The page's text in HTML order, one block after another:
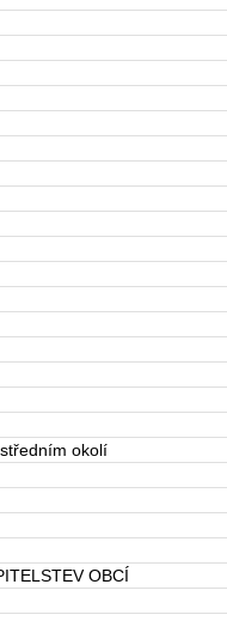
okolí
OBCÍ